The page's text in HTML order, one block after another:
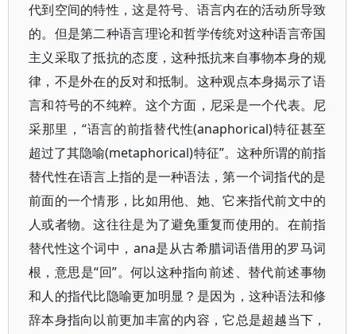
代到空间的特性，这是符号、语言内在的活动所导致
的。但是第二种语言理论和哲学传统对这种语言帝国
主义采取了抵抗的态度，这种抵抗来自事物本身的规
律，不是外在的反对和抵制。这种观点本身揭示了语
言和符号的不纯粹。这个方面，尼采是一个代表。尼
采那里，“语言的前指替代性(anaphorical)特征甚至
超过了其隐喻(metaphorical)特征”。这种所谓的前指
替代性在语言上指的是一种语法，第一个词指代的是
前面的一个情形，比如用他、她、它来指代前文中的
人或者物。这往往是为了避免重复而使用的。在前指
替代性这个词中，ana是从古希腊词语借用的罗马词
根，意思是“回”。何以这种指向前述、替代前述事物
和人的指代比隐喻更加明显？是因为，这种语法和修
辞本身指向以前更加丰富的内容，它总是超越当下，